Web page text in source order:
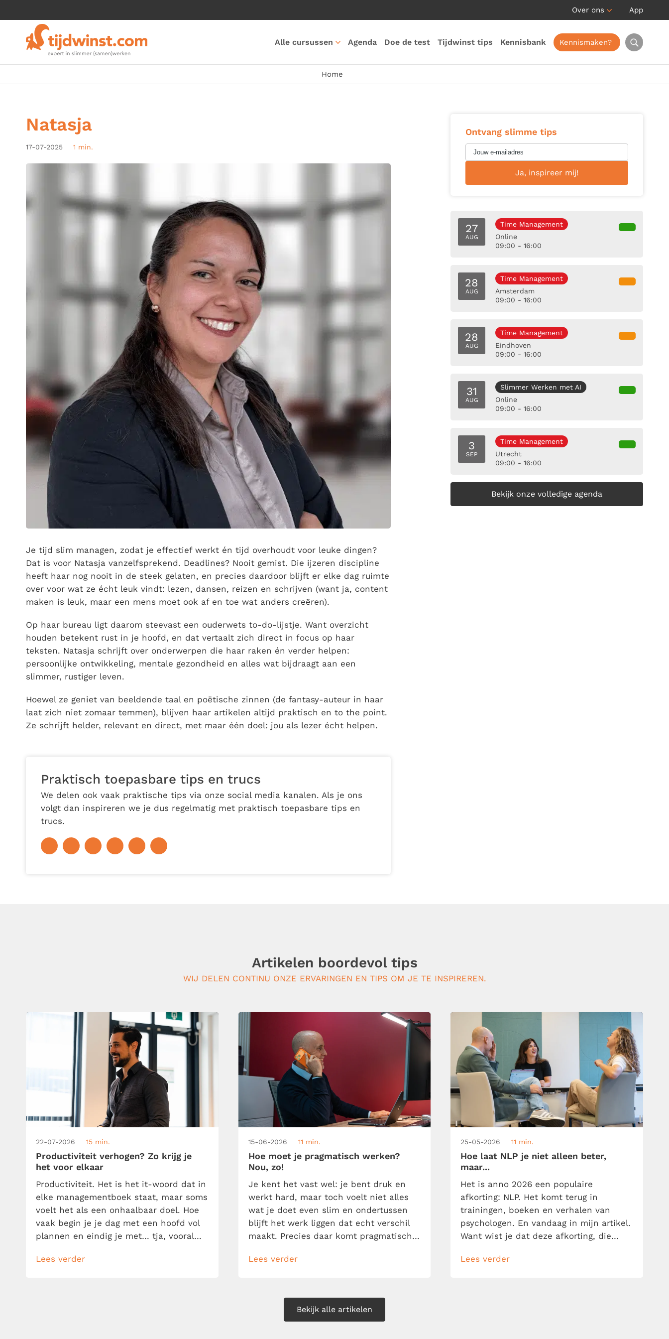
Over ons App
Alle cursussen Agenda Doe de test Tijdwinst tips Kennisbank Kennismaken?
Home
Natasja
17-07-2025 1 min.
Je tijd slim managen, zodat je effectief werkt én tijd overhoudt voor leuke dingen?
Dat is voor Natasja vanzelfsprekend. Deadlines? Nooit gemist. Die ijzeren discipline
heeft haar nog nooit in de steek gelaten, en precies daardoor blijft er elke dag ruimte
over voor wat ze écht leuk vindt: lezen, dansen, reizen en schrijven (want ja, content
maken is leuk, maar een mens moet ook af en toe wat anders creëren).
Op haar bureau ligt daarom steevast een ouderwets to-do-lijstje. Want overzicht
houden betekent rust in je hoofd, en dat vertaalt zich direct in focus op haar
teksten. Natasja schrijft over onderwerpen die haar raken én verder helpen:
persoonlijke ontwikkeling, mentale gezondheid en alles wat bijdraagt aan een
slimmer, rustiger leven.
Hoewel ze geniet van beeldende taal en poëtische zinnen (de fantasy-auteur in haar
laat zich niet zomaar temmen), blijven haar artikelen altijd praktisch en to the point.
Ze schrijft helder, relevant en direct, met maar één doel: jou als lezer écht helpen.
Praktisch toepasbare tips en trucs
We delen ook vaak praktische tips via onze social media kanalen. Als je ons
volgt dan inspireren we je dus regelmatig met praktisch toepasbare tips en
trucs.
Ontvang slimme tips
27
AUG
Time Management
Online
09:00 - 16:00
28
AUG
Time Management
Amsterdam
09:00 - 16:00
28
AUG
Time Management
Eindhoven
09:00 - 16:00
31
AUG
Slimmer Werken met AI
Online
09:00 - 16:00
3
SEP
Time Management
Utrecht
09:00 - 16:00
Bekijk onze volledige agenda
Artikelen boordevol tips
WIJ DELEN CONTINU ONZE ERVARINGEN EN TIPS OM JE TE INSPIREREN.
22-07-2026 15 min.
Productiviteit verhogen? Zo krijg je
het voor elkaar
Productiviteit. Het is het it-woord dat in
elke managementboek staat, maar soms
voelt het als een onhaalbaar doel. Hoe
vaak begin je je dag met een hoofd vol
plannen en eindig je met… tja, vooral
zorgen, je bent niet de enige. We willen
Lees verder
15-06-2026 11 min.
Hoe moet je pragmatisch werken?
Nou, zo!
Je kent het vast wel: je bent druk en
werkt hard, maar toch voelt niet alles
wat je doet even slim en ondertussen
blijft het werk liggen dat echt verschil
maakt. Precies daar komt pragmatisch
werken betekent niet dat je zo snel
Lees verder
25-05-2026 11 min.
Hoe laat NLP je niet alleen beter,
maar...
Het is anno 2026 een populaire
afkorting: NLP. Het komt terug in
trainingen, boeken en verhalen van
psychologen. En vandaag in mijn artikel.
Want wist je dat deze afkorting, die
Programmeren, voor elke kenniswerker
Lees verder
Bekijk alle artikelen